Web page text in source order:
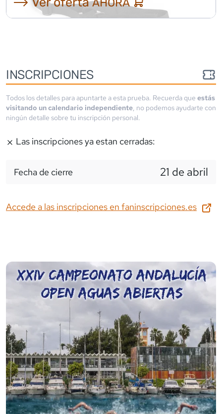
INSCRIPCIONES
Todos los detalles para apuntarte a esta prueba. Recuerda que estás
visitando un calendario independiente, no podemos ayudarte con
ningún detalle sobre tu inscripción personal.
Las inscripciones ya estan cerradas:
Fecha de cierre 21 de abril
Accede a las inscripciones en faninscripciones.es